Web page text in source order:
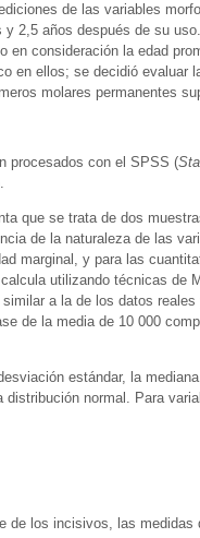
de las variables
2,5 años después de su
en consideración la edad
en ellos; se decidió evaluar
molares permanentes
procesados con el SPSS (
que se trata de dos
de la naturaleza de las
marginal, y para las
utilizando técnicas de
a la de los datos reales
de la media de 10 000
estándar, la
normal. Para
de los incisivos, las medidas